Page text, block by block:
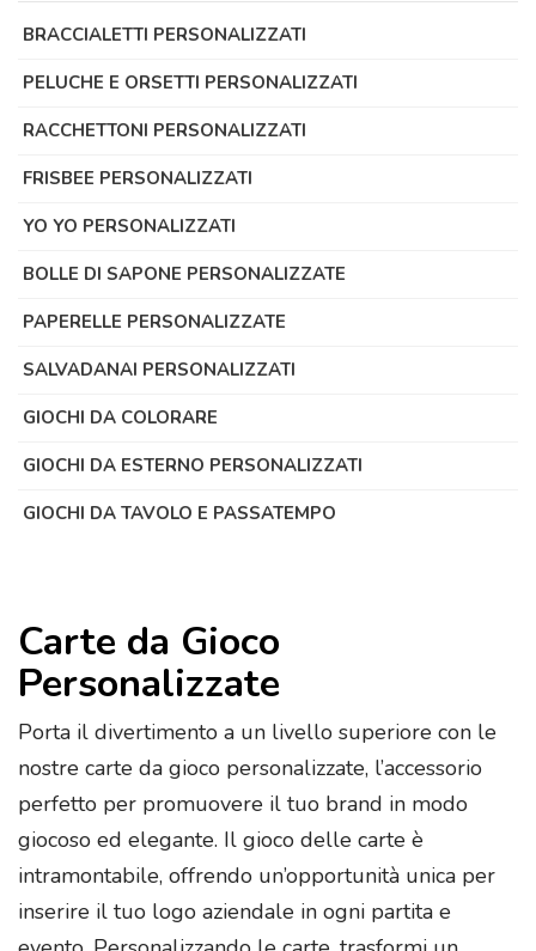
BRACCIALETTI PERSONALIZZATI
PELUCHE E ORSETTI PERSONALIZZATI
RACCHETTONI PERSONALIZZATI
FRISBEE PERSONALIZZATI
YO YO PERSONALIZZATI
BOLLE DI SAPONE PERSONALIZZATE
PAPERELLE PERSONALIZZATE
SALVADANAI PERSONALIZZATI
GIOCHI DA COLORARE
GIOCHI DA ESTERNO PERSONALIZZATI
GIOCHI DA TAVOLO E PASSATEMPO
Carte da Gioco
Personalizzate
Porta il divertimento a un livello superiore con le
nostre carte da gioco personalizzate, l’accessorio
perfetto per promuovere il tuo brand in modo
giocoso ed elegante. Il gioco delle carte è
intramontabile, offrendo un’opportunità unica per
inserire il tuo logo aziendale in ogni partita e